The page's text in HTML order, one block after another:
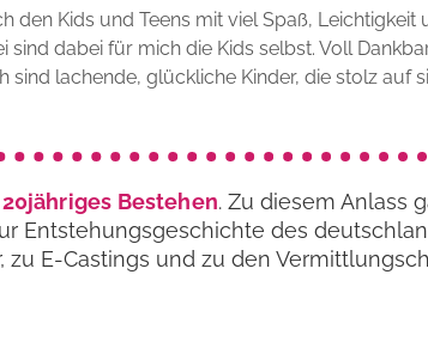
den Kids und Teens mit viel Spaß,
dabei für mich die Kids selbst. Voll
lachende, glückliche Kinder, die stolz auf
Bestehen. Zu diesem Anlass
Entstehungs­geschichte des
E-Castings und zu den